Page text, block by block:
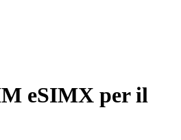
eSIMX per il